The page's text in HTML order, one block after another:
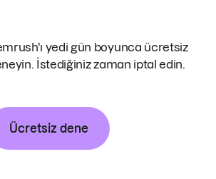
yedi gün boyunca ücretsiz
İstediğiniz zaman iptal edin.
Ücretsiz dene